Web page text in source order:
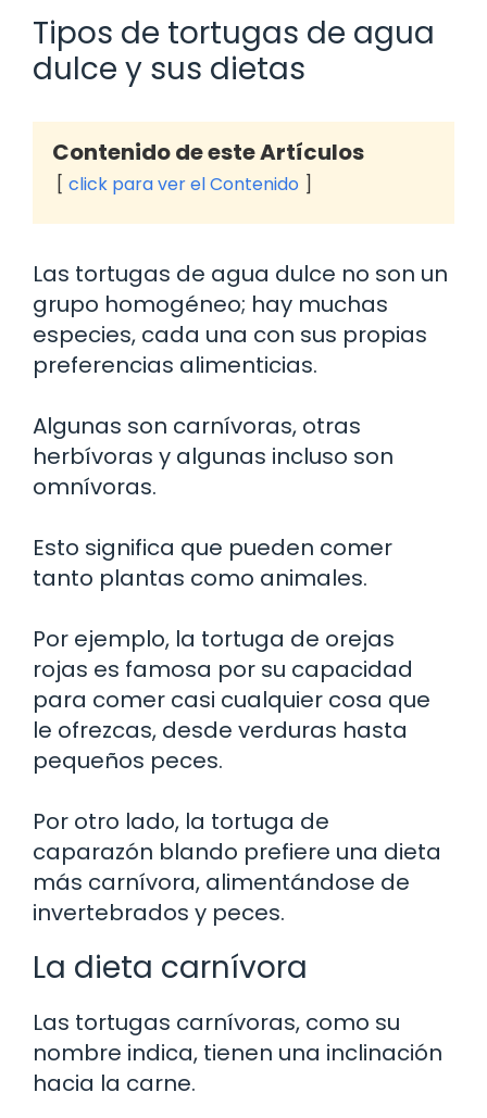
Tipos de tortugas de agua
dulce y sus dietas
Contenido de este Artículos
click para ver el Contenido
Las tortugas de agua dulce no son un
grupo homogéneo; hay muchas
especies, cada una con sus propias
preferencias alimenticias.
Algunas son carnívoras, otras
herbívoras y algunas incluso son
omnívoras.
Esto significa que pueden comer
tanto plantas como animales.
Por ejemplo, la tortuga de orejas
rojas es famosa por su capacidad
para comer casi cualquier cosa que
le ofrezcas, desde verduras hasta
pequeños peces.
Por otro lado, la tortuga de
caparazón blando prefiere una dieta
más carnívora, alimentándose de
invertebrados y peces.
La dieta carnívora
Las tortugas carnívoras, como su
nombre indica, tienen una inclinación
hacia la carne.